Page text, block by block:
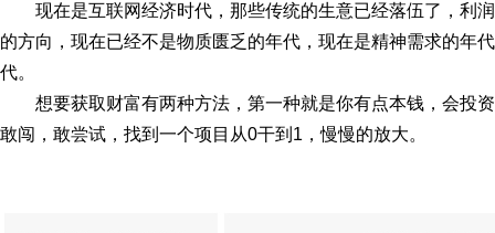
现在是互联网经济时代，那些传统的生意已经落伍了，利
的方向，现在已经不是物质匮乏的年代，现在是精神需求的年
代。
想要获取财富有两种方法，第一种就是你有点本钱，会投
敢闯，敢尝试，找到一个项目从0干到1，慢慢的放大。